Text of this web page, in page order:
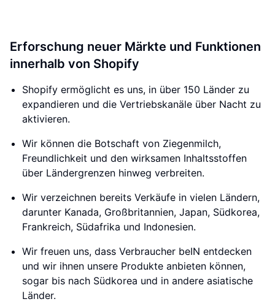
Erforschung neuer Märkte und Funktionen
innerhalb von Shopify
Shopify ermöglicht es uns, in über 150 Länder zu
expandieren und die Vertriebskanäle über Nacht zu
aktivieren.
Wir können die Botschaft von Ziegenmilch,
Freundlichkeit und den wirksamen Inhaltsstoffen
über Ländergrenzen hinweg verbreiten.
Wir verzeichnen bereits Verkäufe in vielen Ländern,
darunter Kanada, Großbritannien, Japan, Südkorea,
Frankreich, Südafrika und Indonesien.
Wir freuen uns, dass Verbraucher beIN entdecken
und wir ihnen unsere Produkte anbieten können,
sogar bis nach Südkorea und in andere asiatische
Länder.